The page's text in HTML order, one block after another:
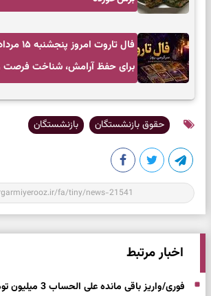
برای حفظ آرامش، شناخت فرصت
حقوق بازنشستگان بازنشستگان
اخبار مرتبط
فوری/واریز باقی مانده